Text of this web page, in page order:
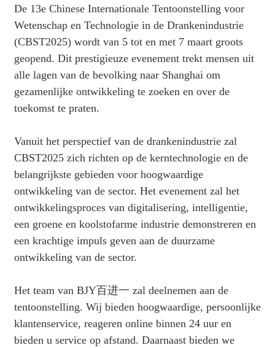
De 13e Chinese Internationale Tentoonstelling voor
Wetenschap en Technologie in de Drankenindustrie
(CBST2025) wordt van 5 tot en met 7 maart groots
geopend. Dit prestigieuze evenement trekt mensen uit
alle lagen van de bevolking naar Shanghai om
gezamenlijke ontwikkeling te zoeken en over de
toekomst te praten.
Vanuit het perspectief van de drankenindustrie zal
CBST2025 zich richten op de kerntechnologie en de
belangrijkste gebieden voor hoogwaardige
ontwikkeling van de sector. Het evenement zal het
ontwikkelingsproces van digitalisering, intelligentie,
een groene en koolstofarme industrie demonstreren en
een krachtige impuls geven aan de duurzame
ontwikkeling van de sector.
Het team van BJY百进一 zal deelnemen aan de
tentoonstelling. Wij bieden hoogwaardige, persoonlijke
klantenservice, reageren online binnen 24 uur en
bieden u service op afstand. Daarnaast bieden we